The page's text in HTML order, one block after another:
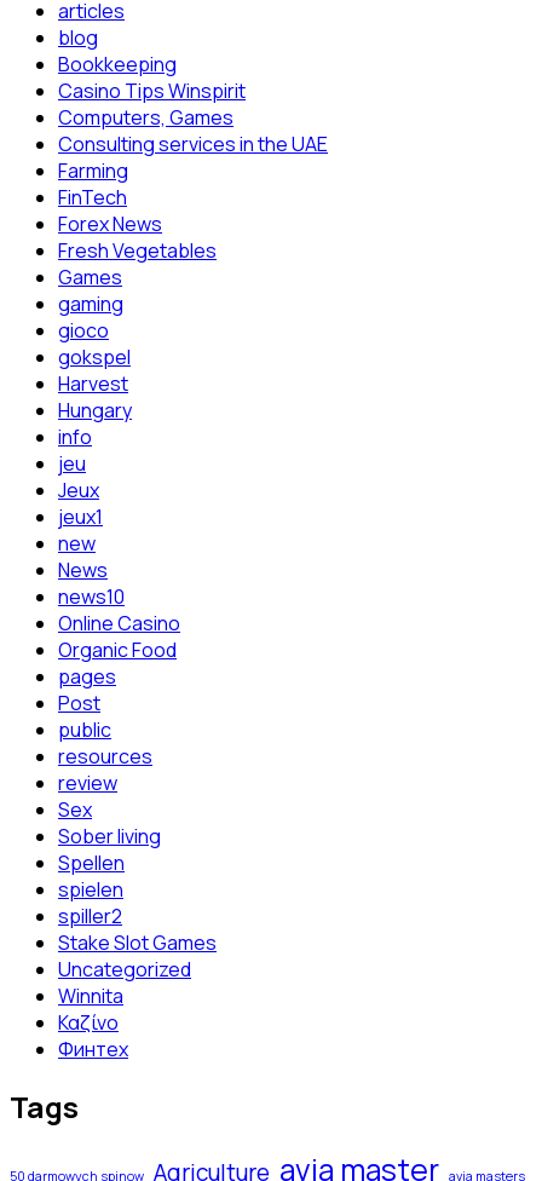
articles
blog
Bookkeeping
Casino Tips Winspirit
Computers, Games
Consulting services in the UAE
Farming
FinTech
Forex News
Fresh Vegetables
Games
gaming
gioco
gokspel
Harvest
Hungary
info
jeu
Jeux
jeux1
new
News
news10
Online Casino
Organic Food
pages
Post
public
resources
review
Sex
Sober living
Spellen
spielen
spiller2
Stake Slot Games
Uncategorized
Winnita
Καζίνο
Финтех
Tags
50 darmowych spinow Agriculture avia master avia masters